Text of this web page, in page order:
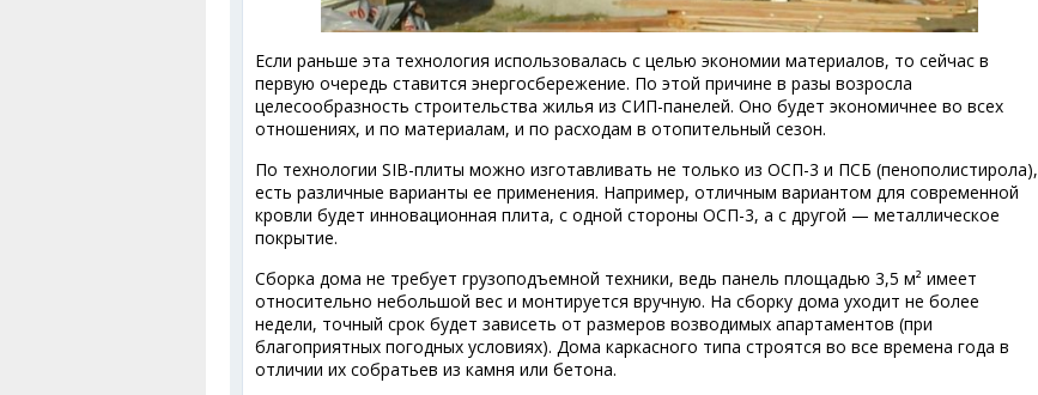
Если раньше эта технология использовалась с целью экономии материалов, то сейчас в
первую очередь ставится энергосбережение. По этой причине в разы возросла
целесообразность строительства жилья из СИП-панелей. Оно будет экономичнее во всех
отношениях, и по материалам, и по расходам в отопительный сезон.
По технологии SIB-плиты можно изготавливать не только из ОСП-3 и ПСБ (пенополистирола),
есть различные варианты ее применения. Например, отличным вариантом для современной
кровли будет инновационная плита, с одной стороны ОСП-3, а с другой — металлическое
покрытие.
Сборка дома не требует грузоподъемной техники, ведь панель площадью 3,5 м² имеет
относительно небольшой вес и монтируется вручную. На сборку дома уходит не более
недели, точный срок будет зависеть от размеров возводимых апартаментов (при
благоприятных погодных условиях). Дома каркасного типа строятся во все времена года в
отличии их собратьев из камня или бетона.